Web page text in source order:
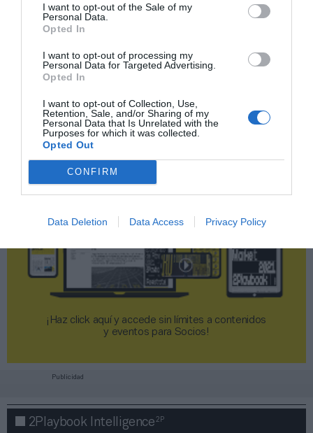
I want to opt-out of the Sale of my
Personal Data.
Opted In
I want to opt-out of processing my
Personal Data for Targeted Advertising.
Opted In
I want to opt-out of Collection, Use,
Retention, Sale, and/or Sharing of my
Personal Data that Is Unrelated with the
Purposes for which it was collected.
Opted Out
CONFIRM
Data Deletion Data Access Privacy Policy
¡Haz click aquí y accede sin límites a contenidos
y eventos para Socios!​​​​​​​
Publicidad
2Playbook Intelligence2P